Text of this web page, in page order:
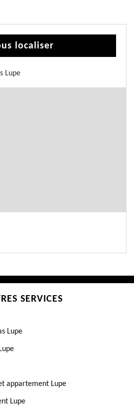
localiser
Lupe
SERVICES
Lupe
appartement Lupe
Lupe